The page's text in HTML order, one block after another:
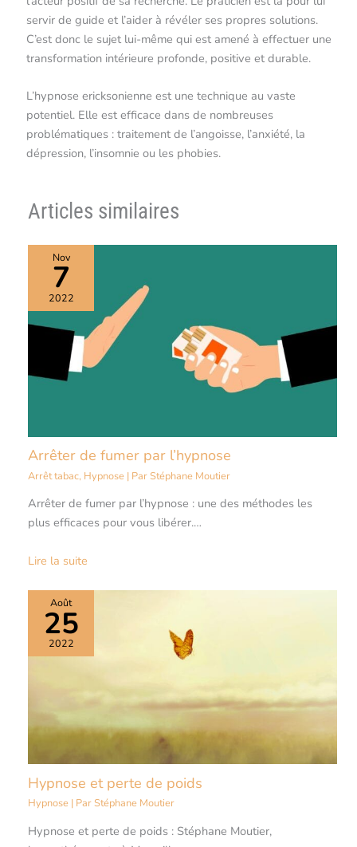
servir de guide et l’aider à révéler ses propres solutions.
C’est donc le sujet lui-même qui est amené à effectuer une
transformation intérieure profonde, positive et durable.
L’hypnose ericksonienne est une technique au vaste
potentiel. Elle est efficace dans de nombreuses
problématiques : traitement de l’angoisse, l’anxiété, la
dépression, l’insomnie ou les phobies.
Articles similaires
Nov
7
2022
Arrêter de fumer par l’hypnose
Arrêt tabac, Hypnose | ParStéphane Moutier
Arrêter de fumer par l’hypnose : une des méthodes les
plus efficaces pour vous libérer.…
Lire la suite
Août
25
2022
Hypnose et perte de poids
Hypnose | ParStéphane Moutier
Hypnose et perte de poids : Stéphane Moutier,